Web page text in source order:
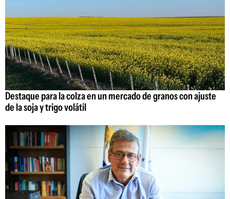
Destaque para la colza en un mercado de granos con ajuste
de la soja y trigo volátil